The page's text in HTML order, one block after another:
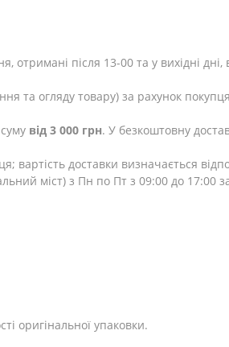
після 13-00 та у вихідні
та огляду товару) за рахунок
від 3 000 грн. У безкоштовну
доставки визначається
міст) з Пн по Пт з 09:00 до 17:00
оригінальної упаковки.